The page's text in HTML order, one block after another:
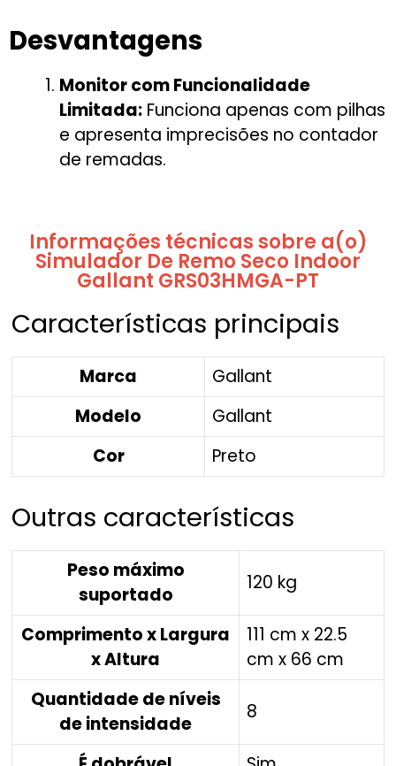
Desvantagens
Monitor com Funcionalidade
Limitada: Funciona apenas com pilhas
e apresenta imprecisões no contador
de remadas.
Informações técnicas sobre a(o)
Simulador De Remo Seco Indoor
Gallant GRS03HMGA-PT
Características principais
Marca
Gallant
Modelo
Gallant
Cor
Preto
Outras características
Peso máximo
suportado
120 kg
Comprimento x Largura
x Altura
111 cm x 22.5
cm x 66 cm
Quantidade de níveis
de intensidade
8